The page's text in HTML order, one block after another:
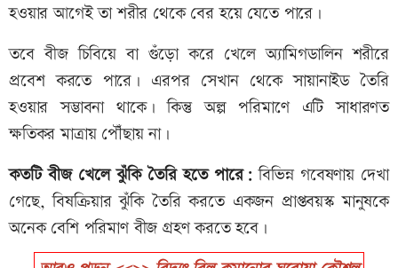
হওয়ার আগেই তা শরীর থেকে বের হয়ে যেতে পারে।
তবে বীজ চিবিয়ে বা গুঁড়ো করে খেলে অ্যামিগডালিন শরীরে
প্রবেশ করতে পারে। এরপর সেখান থেকে সায়ানাইড তৈরি
হওয়ার সম্ভাবনা থাকে। কিন্তু অল্প পরিমাণে এটি সাধারণত
ক্ষতিকর মাত্রায় পৌঁছায় না।
কতটি বীজ খেলে ঝুঁকি তৈরি হতে পারে:বিভিন্ন গবেষণায় দেখা
গেছে, বিষক্রিয়ার ঝুঁকি তৈরি করতে একজন প্রাপ্তবয়স্ক মানুষকে
অনেক বেশি পরিমাণ বীজ গ্রহণ করতে হবে।